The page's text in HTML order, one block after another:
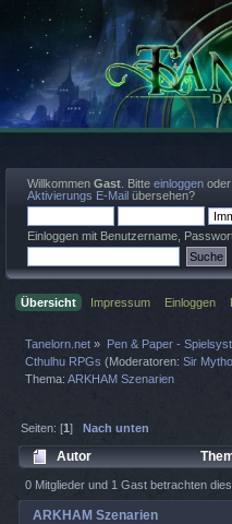
Willkommen Gast . Bitte einloggen oder
Aktivierungs E-Mail übersehen?
Einloggen mit Benutzername,
Übersicht Impressum Einloggen
Tanelorn.net » Pen & Paper -
Cthulhu RPGs (Moderatoren:Sir
Thema:ARKHAM Szenarien
Seiten: [1]Nach unten
Autor
4378 mal)
0 Mitglieder und 1 Gast betrachten
ARKHAM Szenarien